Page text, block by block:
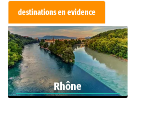
destinations en evidence
Rhône